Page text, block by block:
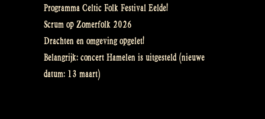
Programma Celtic Folk Festival Eelde!
Scrum op Zomerfolk 2026
Drachten en omgeving opgelet!
Belangrijk: concert Hamelen is uitgesteld (nieuwe
datum: 13 maart)